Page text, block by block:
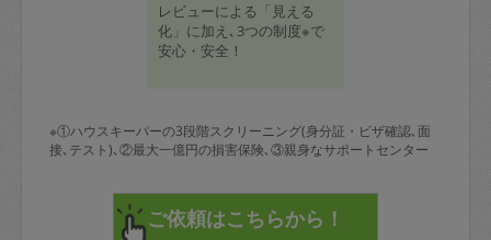
レビューによる「見える
化」に加え､3つの制度※で
安心・安全！
※①ハウスキーパーの3段階スクリーニング(身分証・ビザ確認､面
接､テスト)､②最大一億円の損害保険､③親身なサポートセンター